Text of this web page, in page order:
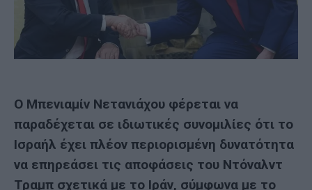
Ο Μπενιαμίν Νετανιάχου φέρεται να
παραδέχεται σε ιδιωτικές συνομιλίες ότι το
Ισραήλ έχει πλέον περιορισμένη δυνατότητα
να επηρεάσει τις αποφάσεις του Ντόναλντ
Τραμπ σχετικά με το Ιράν, σύμφωνα με το